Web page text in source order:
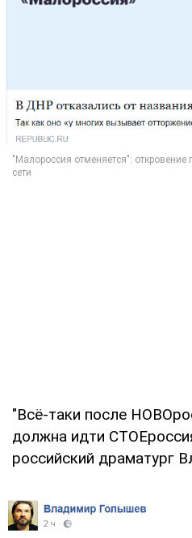
"Всё-таки после
должна идти
российский драматург